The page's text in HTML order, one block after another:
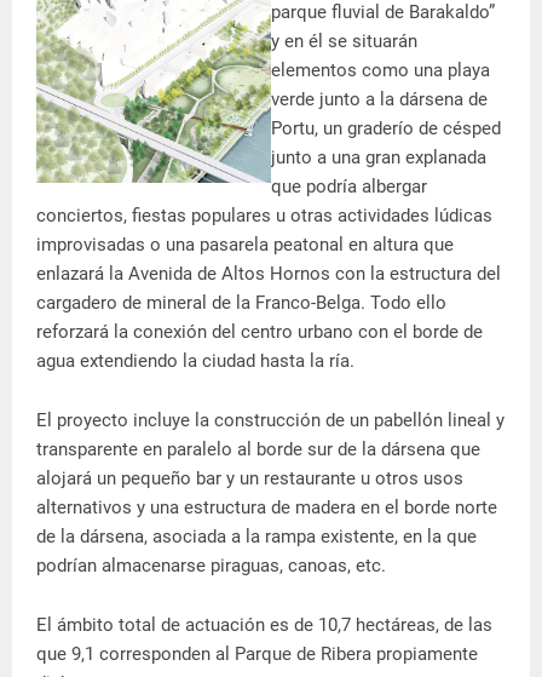
parque fluvial de Barakaldo”
y en él se situarán
elementos como una playa
verde junto a la dársena de
Portu, un graderío de césped
junto a una gran explanada
que podría albergar
conciertos, fiestas populares u otras actividades lúdicas
improvisadas o una pasarela peatonal en altura que
enlazará la Avenida de Altos Hornos con la estructura del
cargadero de mineral de la Franco-Belga. Todo ello
reforzará la conexión del centro urbano con el borde de
agua extendiendo la ciudad hasta la ría.
El proyecto incluye la construcción de un pabellón lineal y
transparente en paralelo al borde sur de la dársena que
alojará un pequeño bar y un restaurante u otros usos
alternativos y una estructura de madera en el borde norte
de la dársena, asociada a la rampa existente, en la que
podrían almacenarse piraguas, canoas, etc.
El ámbito total de actuación es de 10,7 hectáreas, de las
que 9,1 corresponden al Parque de Ribera propiamente